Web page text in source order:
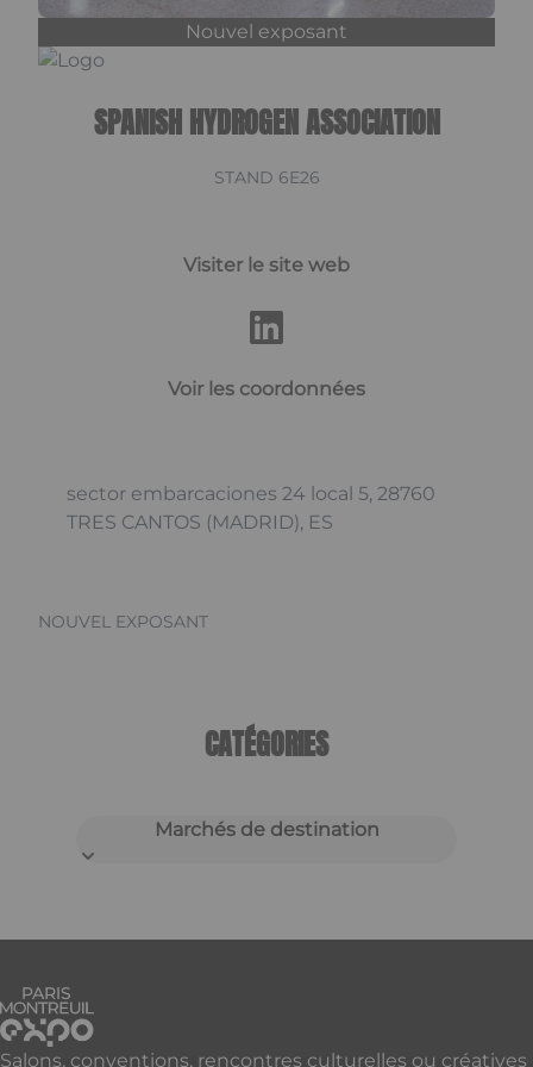
Nouvel exposant
SPANISH HYDROGEN ASSOCIATION
STAND 6E26
Visiter le site web
Voir les coordonnées
sector embarcaciones 24 local 5, 28760
TRES CANTOS (MADRID), ES
NOUVEL EXPOSANT
CATÉGORIES
Marchés de destination
Salons, conventions, rencontres culturelles ou créatives